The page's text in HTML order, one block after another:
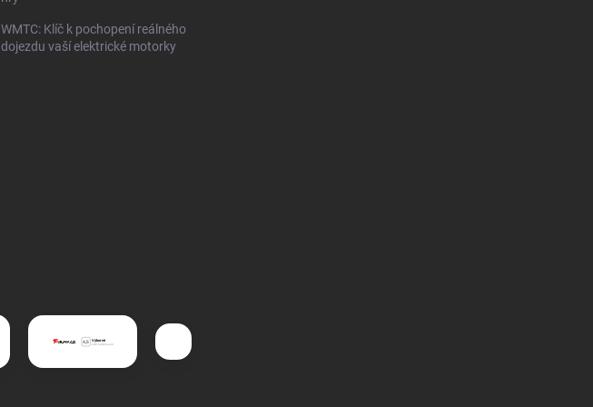
WMTC: Klíč k pochopení reálného
dojezdu vaší elektrické motorky